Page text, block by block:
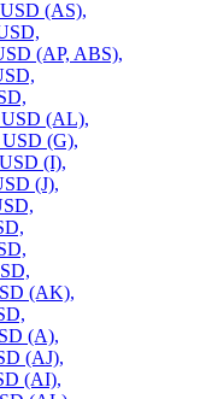
(AS),
(AP, ABS),
USD (AL),
USD (G),
(I),
(J),
(AK),
(A),
(AJ),
(AI),